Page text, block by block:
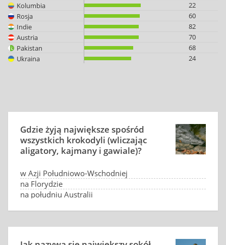
Kolumbia
22
Rosja
60
Indie
82
Austria
70
Pakistan
68
Ukraina
24
Gdzie żyją największe spośród
wszystkich krokodyli (wliczając
aligatory, kajmany i gawiale)?
w Azji Południowo-Wschodniej
na Florydzie
na południu Australii